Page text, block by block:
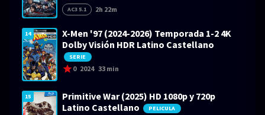
AC3 5.1 2h 22m
14
X-Men '97 (2024-2026) Temporada 1-2 4K
Dolby Visión HDR Latino Castellano
SERIE
0 2024 33 min
15
Primitive War (2025) HD 1080p y 720p
Latino Castellano
PELICULA